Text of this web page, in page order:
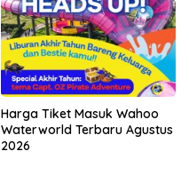
Harga Tiket Masuk Wahoo
Waterworld Terbaru Agustus
2026